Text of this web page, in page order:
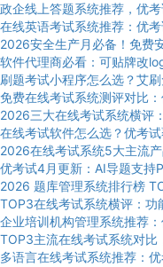
政企线上答题系统推荐，优
在线英语考试系统推荐：优
2026安全生产月必备！免费
软件代理商必看：可贴牌改
刷题考试小程序怎么选？艾
免费在线考试系统测评对比
2026三大在线考试系统横评
在线考试软件怎么选？优考
2026在线考试系统5大主流
优考试4月更新：AI导题支持
2026 题库管理系统排行榜
TOP3在线考试系统横评：功
企业培训机构管理系统推荐
TOP3主流在线考试系统对比
多语言在线考试系统推荐：